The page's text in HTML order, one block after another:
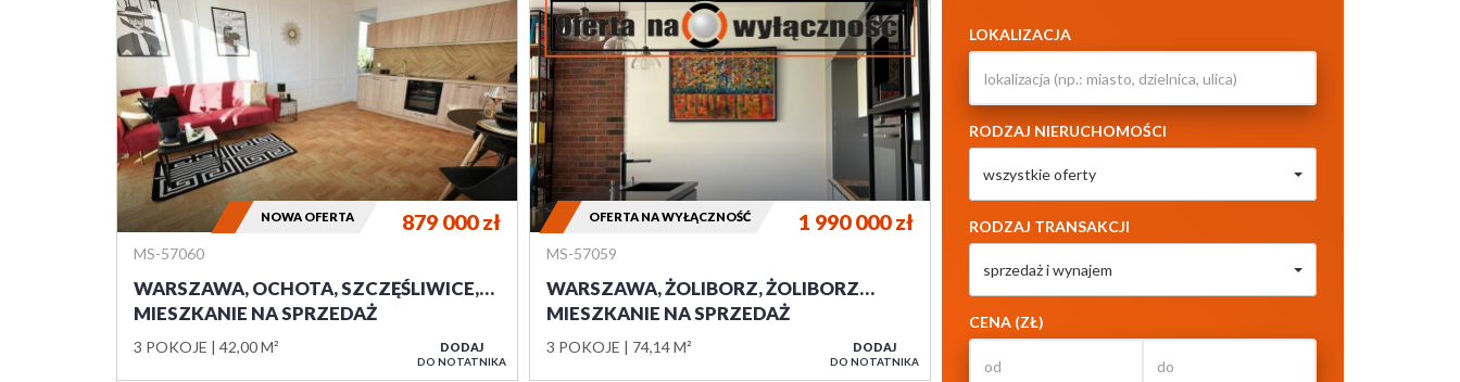
LOKALIZACJA
RODZAJ NIERUCHOMOŚCI
wszystkie oferty
RODZAJ TRANSAKCJI
sprzedaż i wynajem
CENA (ZŁ)
MS-57060
WARSZAWA, OCHOTA, SZCZĘŚLIWICE,…
MIESZKANIE NA SPRZEDAŻ
3 POKOJE 42,00 M²
879 000zł
NOWA OFERTA
DODAJ
DO NOTATNIKA
MS-57059
WARSZAWA, ŻOLIBORZ, ŻOLIBORZ…
MIESZKANIE NA SPRZEDAŻ
3 POKOJE 74,14 M²
1 990 000zł
OFERTA NA WYŁĄCZNOŚĆ
DODAJ
DO NOTATNIKA